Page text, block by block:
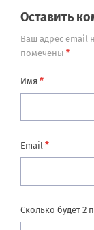
Оставить
Ваш адрес email
помечены *
Имя *
Email *
Сколько будет 2